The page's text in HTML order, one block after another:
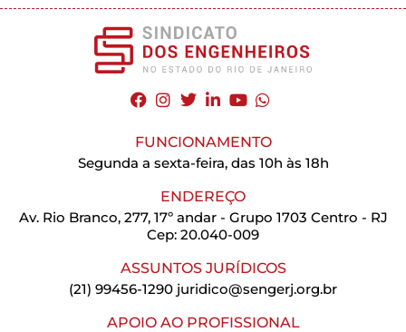
FUNCIONAMENTO
Segunda a sexta-feira, das 10h às 18h
ENDEREÇO
Av. Rio Branco, 277, 17º andar - Grupo 1703 Centro - RJ
Cep: 20.040-009
ASSUNTOS JURÍDICOS
(21) 99456-1290 juridico@sengerj.org.br
APOIO AO PROFISSIONAL